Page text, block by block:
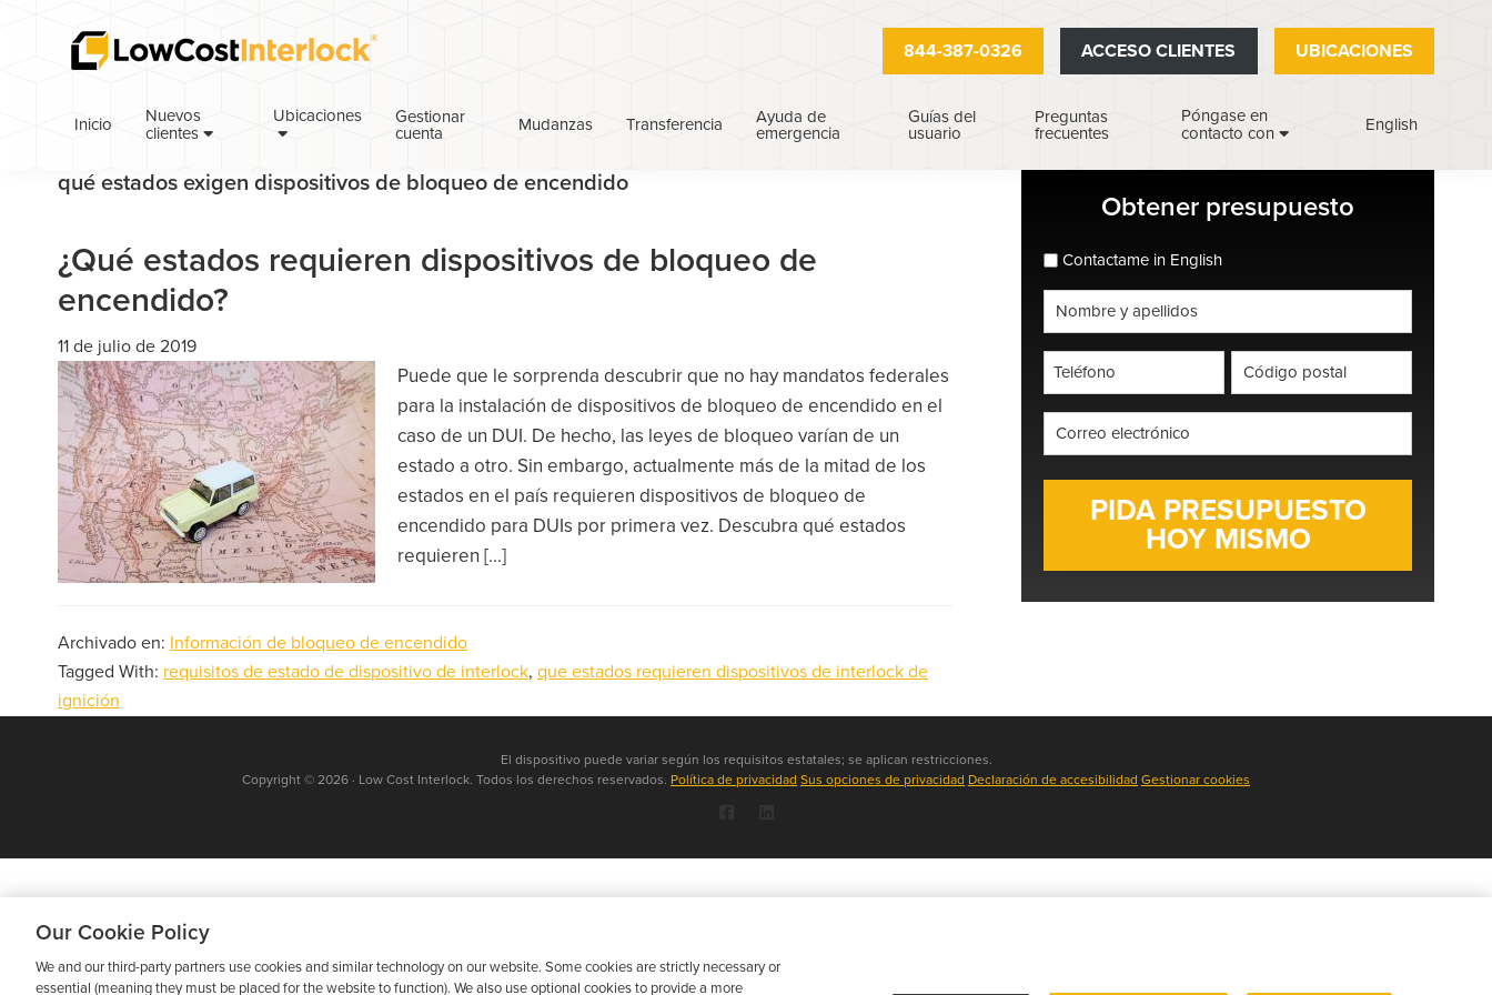
contenido
844-387-0326 ACCESO CLIENTES UBICACIONES
Inicio
Nuevos
clientes
Ubicaciones
Gestionar
cuenta
Mudanzas Transferencia
Ayuda de
emergencia
Guías del
usuario
Preguntas
frecuentes
Póngase en
contacto con
English
qué estados exigen dispositivos de bloqueo de encendido
¿Qué estados requieren dispositivos de bloqueo de
encendido?
11 de julio de 2019
Puede que le sorprenda descubrir que no hay mandatos federales
para la instalación de dispositivos de bloqueo de encendido en el
caso de un DUI. De hecho, las leyes de bloqueo varían de un
estado a otro. Sin embargo, actualmente más de la mitad de los
estados en el país requieren dispositivos de bloqueo de
encendido para DUIs por primera vez. Descubra qué estados
requieren [...]
Archivado en: Información de bloqueo de encendido
Tagged With: requisitos de estado de dispositivo de interlock, que estados requieren dispositivos de interlock de
ignición
Barra
principal
Obtener presupuesto
Contactame in English
completo
*
*
Código
postal
*
electrónico
*
El dispositivo puede variar según los requisitos estatales; se aplican restricciones.
Copyright © 2026 · Low Cost Interlock. Todos los derechos reservados. Política de privacidad Sus opciones de privacidad Declaración de accesibilidad Gestionar cookies
Our Cookie Policy
We and our third-party partners use cookies and similar technology on our website. Some cookies are strictly necessary or
essential (meaning they must be placed for the website to function). We also use optional cookies to provide a more